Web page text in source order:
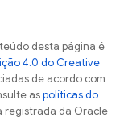
desta página é
4.0 do Creative
de acordo com
aspolíticas do
registrada da Oracle